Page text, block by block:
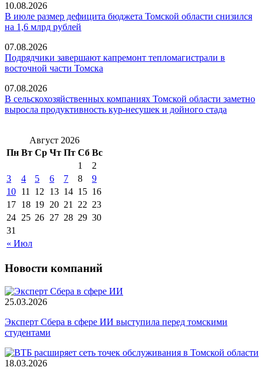
10.08.2026
В июле размер дефицита бюджета Томской области снизился
на 1,6 млрд рублей
07.08.2026
Подрядчики завершают капремонт тепломагистрали в
восточной части Томска
07.08.2026
В сельскохозяйственных компаниях Томской области заметно
выросла продуктивность кур-несушек и дойного стада
Август 2026
Пн Вт Ср Чт Пт Сб Вс
« Июл
1
2
3
4 5 6 7 8
9
10 11 12 13 14 15 16
17 18 19 20 21 22 23
24 25 26 27 28 29 30
31
Новости компаний
25.03.2026
Эксперт Сбера в сфере ИИ выступила перед томскими
студентами
18.03.2026